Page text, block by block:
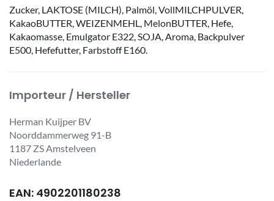
Zucker, LAKTOSE (MILCH), Palmöl, VollMILCHPULVER,
KakaoBUTTER, WEIZENMEHL, MelonBUTTER, Hefe,
Kakaomasse, Emulgator E322, SOJA, Aroma, Backpulver
E500, Hefefutter, Farbstoff E160.
Importeur / Hersteller
Herman Kuijper BV
Noorddammerweg 91-B
1187 ZS Amstelveen
Niederlande
EAN: 4902201180238